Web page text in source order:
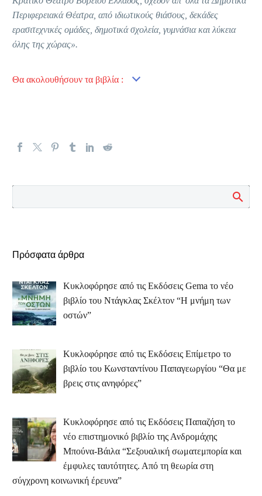
Περιφερειακά Θέατρα, από ιδιωτικούς θιάσους, δεκάδες
ερασιτεχνικές ομάδες, δημοτικά σχολεία, γυμνάσια και λύκεια
όλης της χώρας».
Θα ακολουθήσουν τα βιβλία :
Πρόσφατα άρθρα
Κυκλοφόρησε από τις Εκδόσεις Gema το νέο
βιβλίο του Ντάγκλας Σκέλτον “Η μνήμη των
οστών”
Κυκλοφόρησε από τις Εκδόσεις Επίμετρο το
βιβλίο του Κωνσταντίνου Παπαγεωργίου “Θα με
βρεις στις ανηφόρες”
Κυκλοφόρησε από τις Εκδόσεις Παπαζήση το
νέο επιστημονικό βιβλίο της Ανδρομάχης
Μπούνα-Βάιλα “Σεξουαλική σωματεμπορία και
έμφυλες ταυτότητες. Από τη θεωρία στη
σύγχρονη κοινωνική έρευνα”